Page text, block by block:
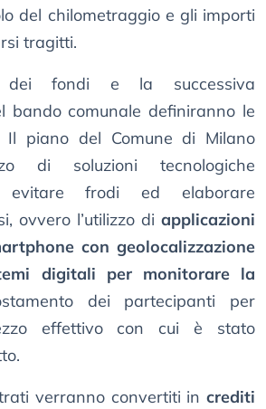
del chilometraggio e gli importi
tragitti.
dei fondi e la successiva
bando comunale definiranno le
Il piano del Comune di Milano
di soluzioni tecnologiche
frodi ed elaborare
ovvero l’utilizzo di applicazioni
con geolocalizzazione
digitali per monitorare la
dei partecipanti per
effettivo con cui è stato
verranno convertiti in crediti